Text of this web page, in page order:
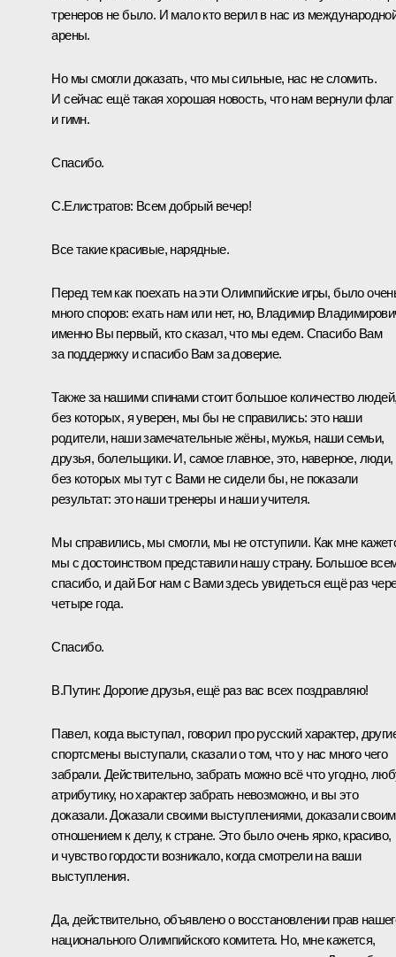
тренеров не было. И мало кто верил в нас из
арены.
Но мы смогли доказать, что мы сильные, нас не сломить.
И сейчас ещё такая хорошая новость, что нам вернули флаг
и гимн.
Спасибо.
С.Елистратов: Всем добрый вечер!
Все такие красивые, нарядные.
Перед тем как поехать на эти Олимпийские игры, было
много споров: ехать нам или нет, но, Владимир
именно Вы первый, кто сказал, что мы едем. Спасибо Вам
за поддержку и спасибо Вам за доверие.
Также за нашими спинами стоит большое количество
без которых, я уверен, мы бы не справились: это наши
родители, наши замечательные жёны, мужья, наши семьи,
друзья, болельщики. И, самое главное, это, наверное, люди,
без которых мы тут с Вами не сидели бы, не показали
результат: это наши тренеры и наши учителя.
Мы справились, мы смогли, мы не отступили. Как мне
мы с достоинством представили нашу страну. Большое
спасибо, и дай Бог нам с Вами здесь увидеться ещё раз
четыре года.
Спасибо.
В.Путин: Дорогие друзья, ещё раз вас всех поздравляю!
Павел, когда выступал, говорил про русский характер,
спортсмены выступали, сказали о том, что у нас много чего
забрали. Действительно, забрать можно всё что угодно,
атрибутику, но характер забрать невозможно, и вы это
доказали. Доказали своими выступлениями, доказали своим
отношением к делу, к стране. Это было очень ярко, красиво,
и чувство гордости возникало, когда смотрели на ваши
выступления.
Да, действительно, объявлено о восстановлении прав
национального Олимпийского комитета. Но, мне кажется,